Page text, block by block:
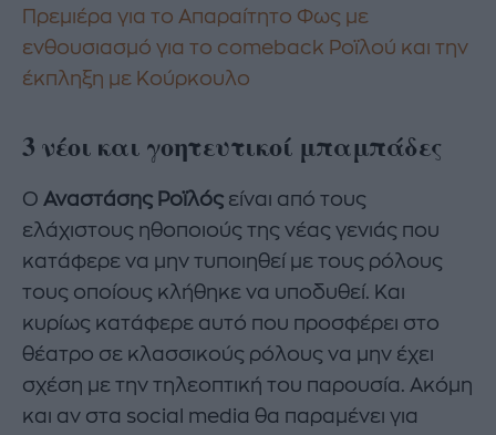
Πρεμιέρα για το Απαραίτητο Φως με
ενθουσιασμό για το comeback Ροϊλού και την
έκπληξη με Κούρκουλο
3 νέοι και γοητευτικοί μπαμπάδες
Ο Αναστάσης Ροϊλός είναι από τους
ελάχιστους ηθοποιούς της νέας γενιάς που
κατάφερε να μην τυποιηθεί με τους ρόλους
τους οποίους κλήθηκε να υποδυθεί. Και
κυρίως κατάφερε αυτό που προσφέρει στο
θέατρο σε κλασσικούς ρόλους να μην έχει
σχέση με την τηλεοπτική του παρουσία. Ακόμη
και αν στα social media θα παραμένει για